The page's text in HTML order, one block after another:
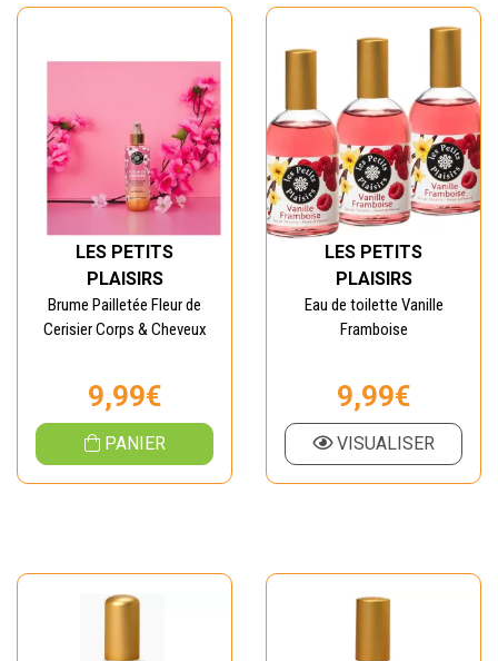
LES PETITS
PLAISIRS
Brume Pailletée Fleur de
Cerisier Corps & Cheveux
9,99€
PANIER
LES PETITS
PLAISIRS
Eau de toilette Vanille
Framboise
9,99€
VISUALISER